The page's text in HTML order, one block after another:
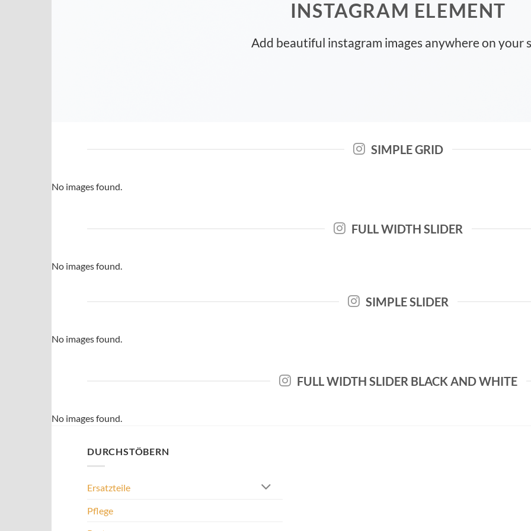
INSTAGRAM ELEMENT
Add beautiful instagram images anywhere on your
SIMPLE GRID
No images found.
FULL WIDTH SLIDER
No images found.
SIMPLE SLIDER
No images found.
FULL WIDTH SLIDER BLACK AND WHITE
No images found.
DURCHSTÖBERN
Ersatzteile
Pflege